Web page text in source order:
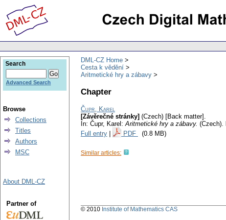
DML-CZ Home
Cesta k vědění
Aritmetické hry a zábavy
Chapter
Čupr, Karel
[Závěrečné stránky] (Czech) [Back matter].
In: Čupr, Karel:Aritmetické hry a zábavy. (Czech).
Full entry
PDF (0.8 MB)
Similar articles:
Search
Advanced Search
Browse
Collections
Titles
Authors
MSC
About DML-CZ
Partner of
© 2010 Institute of Mathematics CAS